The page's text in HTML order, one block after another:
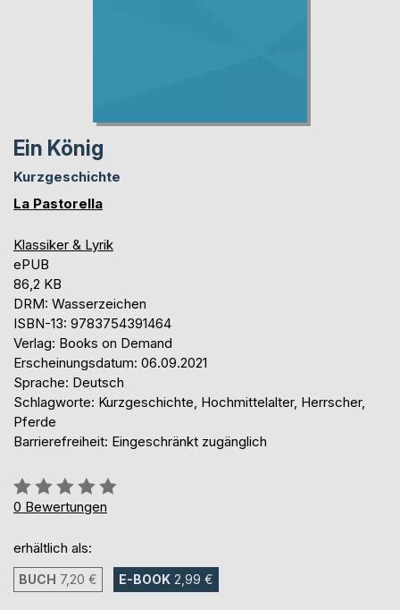
Ein König
Kurzgeschichte
La Pastorella
Klassiker & Lyrik
ePUB
86,2 KB
DRM: Wasserzeichen
ISBN-13: 9783754391464
Verlag: Books on Demand
Erscheinungsdatum: 06.09.2021
Sprache: Deutsch
Schlagworte: Kurzgeschichte, Hochmittelalter, Herrscher,
Pferde
Barrierefreiheit: Eingeschränkt zugänglich
Bewertung::
0%
0 Bewertungen
erhältlich als:
BUCH 7,20 € E-BOOK 2,99 €